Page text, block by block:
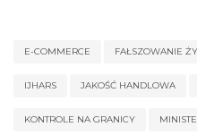
E-COMMERCE FAŁSZOWANIE
IJHARS JAKOŚĆ HANDLOWA
KONTROLE NA GRANICY